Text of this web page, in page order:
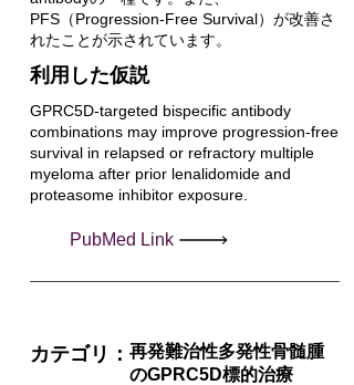
PFS（Progression-Free Survival）が改善さ
れたことが示されています。
利用した仮説
GPRC5D-targeted bispecific antibody
combinations may improve progression-free
survival in relapsed or refractory multiple
myeloma after prior lenalidomide and
proteasome inhibitor exposure.
PubMed Link
カテゴリ： 再発難治性多発性骨髄腫
のGPRC5D標的治療